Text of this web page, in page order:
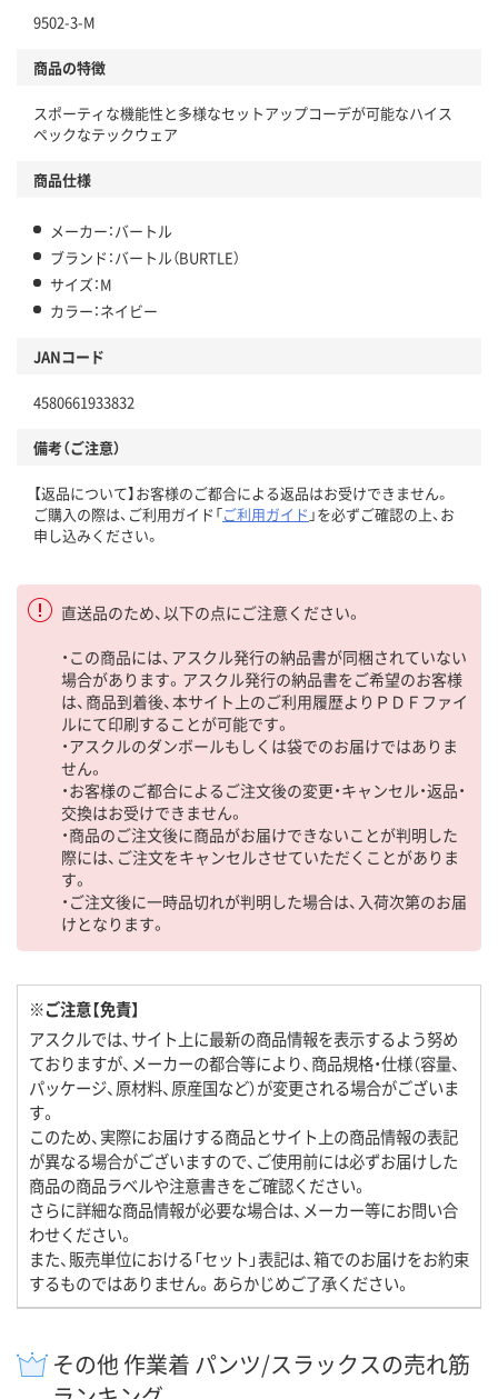
9502-3-M
商品の特徴
スポーティな機能性と多様なセットアップコーデが可能なハイス
ペックなテックウェア
商品仕様
メーカー：バートル
ブランド：バートル（BURTLE）
サイズ：M
カラー：ネイビー
JANコード
4580661933832
備考（ご注意）
【返品について】お客様のご都合による返品はお受けできません。
ご購入の際は、ご利用ガイド「ご利用ガイド 」を必ずご確認の上、お
申し込みください。
直送品のため、以下の点にご注意ください。
・この商品には、アスクル発行の納品書が同梱されていない
場合があります。アスクル発行の納品書をご希望のお客様
は、商品到着後、本サイト上のご利用履歴よりＰＤＦファイ
ルにて印刷することが可能です。
・アスクルのダンボールもしくは袋でのお届けではありま
せん。
・お客様のご都合によるご注文後の変更・キャンセル・返品・
交換はお受けできません。
・商品のご注文後に商品がお届けできないことが判明した
際には、ご注文をキャンセルさせていただくことがありま
す。
・ご注文後に一時品切れが判明した場合は、入荷次第のお届
けとなります。
※ご注意【免責】
アスクルでは、サイト上に最新の商品情報を表示するよう努め
ておりますが、メーカーの都合等により、商品規格・仕様（容量、
パッケージ、原材料、原産国など）が変更される場合がございま
す。
このため、実際にお届けする商品とサイト上の商品情報の表記
が異なる場合がございますので、ご使用前には必ずお届けした
商品の商品ラベルや注意書きをご確認ください。
さらに詳細な商品情報が必要な場合は、メーカー等にお問い合
わせください。
また、販売単位における「セット」表記は、箱でのお届けをお約束
するものではありません。あらかじめご了承ください。
その他 作業着 パンツ/スラックスの売れ筋